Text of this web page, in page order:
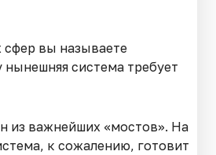
вы называете
система требует
из важнейших «мостов». На
к сожалению, готовит